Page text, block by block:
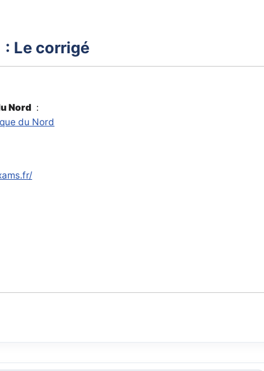
Le corrigé
Nord :
du Nord